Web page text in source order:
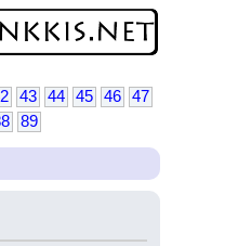
43 44 45 46
47
89